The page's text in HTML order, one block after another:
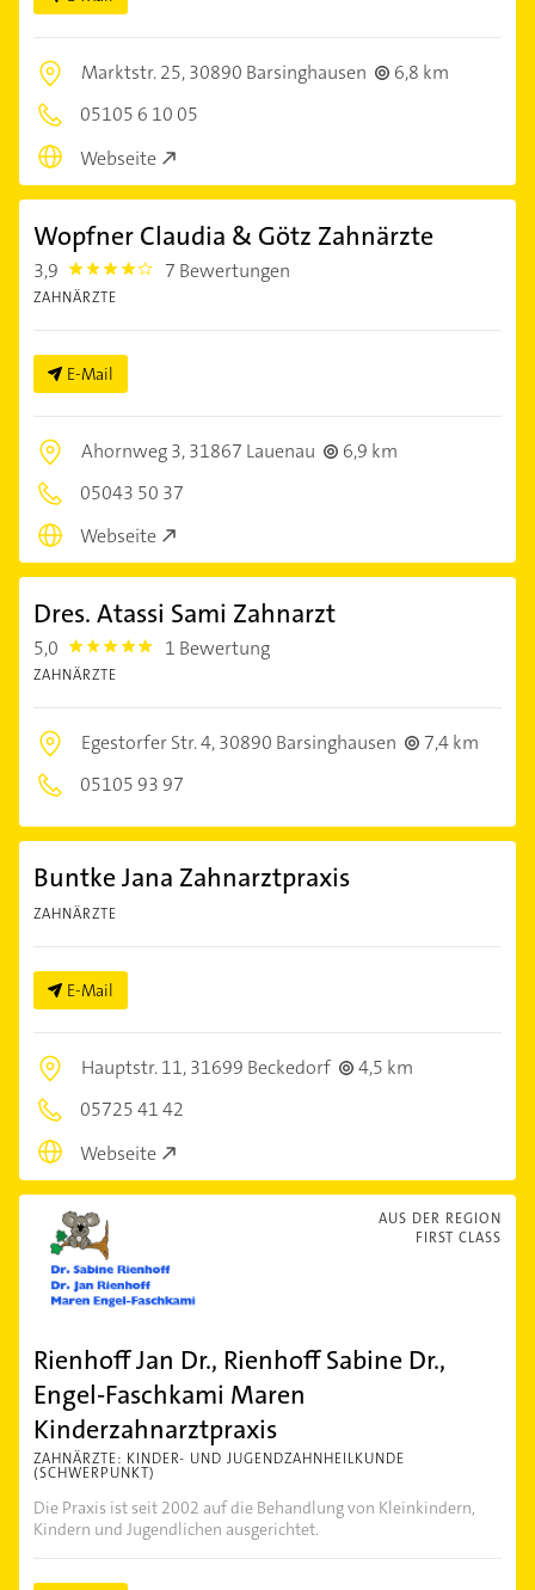
Marktstr. 25,30890 Barsinghausen
6,8 km
05105 6 10 05
Webseite
Wopfner Claudia & Götz Zahnärzte
3,9 3.9 7 Bewertungen
ZAHNÄRZTE
E-Mail
Ahornweg 3,31867 Lauenau
6,9 km
05043 50 37
Webseite
Dres. Atassi Sami Zahnarzt
5,0 5.0 1 Bewertung
ZAHNÄRZTE
Egestorfer Str. 4,30890 Barsinghausen
7,4 km
05105 93 97
Buntke Jana Zahnarztpraxis
ZAHNÄRZTE
E-Mail
Hauptstr. 11,31699 Beckedorf
4,5 km
05725 41 42
Webseite
AUS DER REGION
FIRST CLASS
Rienhoff Jan Dr., Rienhoff Sabine Dr.,
Engel-Faschkami Maren
Kinderzahnarztpraxis
ZAHNÄRZTE: KINDER- UND JUGENDZAHNHEILKUNDE
(SCHWERPUNKT)
Die Praxis ist seit 2002 auf die Behandlung von Kleinkindern,
Kindern und Jugendlichen ausgerichtet.